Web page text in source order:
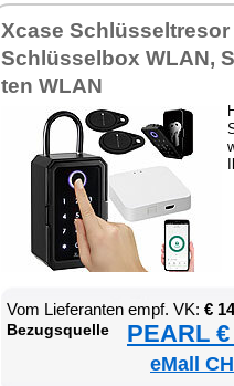
Xca­se Schlüs­sel­t­re­sor
Schlüs­sel­box WLAN,
ten WLAN
Vom Lie­fe­ran­ten empf. VK: €
Be­zugs­quel­le PEARL
eMall